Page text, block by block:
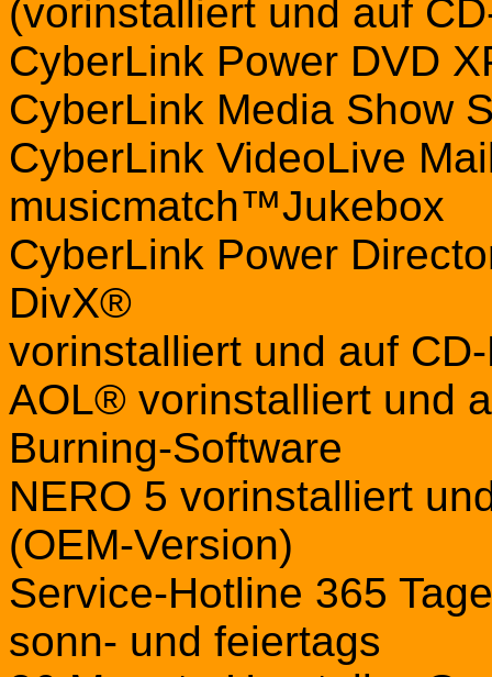
(vorinstalliert und auf
CyberLink Power DVD
CyberLink Media Show
CyberLink VideoLive
musicmatch™Jukebox
CyberLink Power
DivX®
vorinstalliert und auf
AOL® vorinstalliert und
Burning-Software
NERO 5 vorinstalliert
(OEM-Version)
Service-Hotline 365
sonn- und feiertags